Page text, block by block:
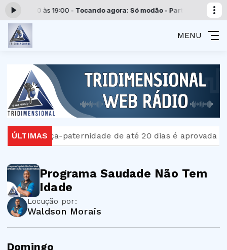
das 00:00 às 19:00 - Tocando agora: Só modão - Parte 1
MENU
ÚLTIMAS
Licença-paternidade de até 20 dias é aprovada
Programa Saudade Não Tem
Idade
Locução por:
Waldson Morais
Domingo